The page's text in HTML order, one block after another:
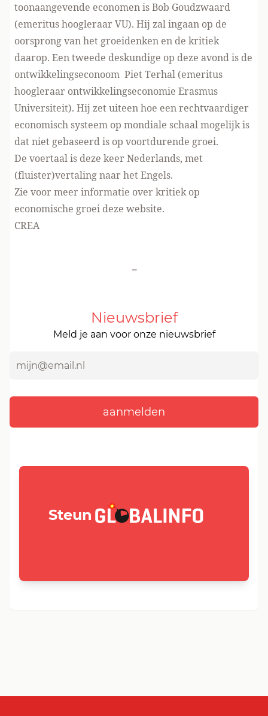
toonaangevende economen is Bob Goudzwaard
(emeritus hoogleraar VU). Hij zal ingaan op de
oorsprong van het groeidenken en de kritiek
daarop. Een tweede deskundige op deze avond is de
ontwikkelingseconoom Piet Terhal (emeritus
hoogleraar ontwikkelingseconomie Erasmus
Universiteit). Hij zet uiteen hoe een rechtvaardiger
economisch systeem op mondiale schaal mogelijk is
dat niet gebaseerd is op voortdurende groei.
De voertaal is deze keer Nederlands, met
(fluister)vertaling naar het Engels.
Zie voor meer informatie over kritiek op
economische groei deze website.
CREA
-
Nieuwsbrief
Meld je aan voor onze nieuwsbrief
Steun GLOBALINFO.nl